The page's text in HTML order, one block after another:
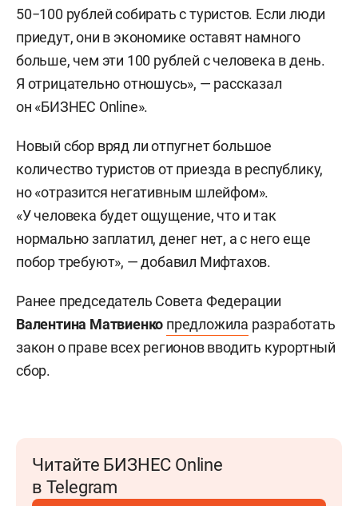
50−100 рублей собирать с туристов. Если люди
приедут, они в экономике оставят намного
больше, чем эти 100 рублей с человека в день.
Я отрицательно отношусь», — рассказал
он «БИЗНЕС Online».
Новый сбор вряд ли отпугнет большое
количество туристов от приезда в республику,
но «отразится негативным шлейфом».
«У человека будет ощущение, что и так
нормально заплатил, денег нет, а с него еще
побор требуют», — добавил Мифтахов.
Ранее председатель Совета Федерации
Валентина Матвиенко предложила разработать
закон о праве всех регионов вводить курортный
сбор.
Читайте БИЗНЕС Online
в Telegram